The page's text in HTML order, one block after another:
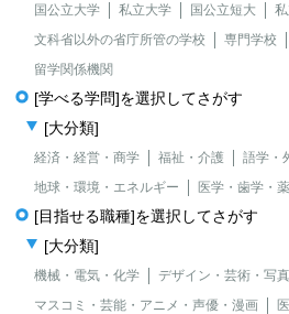
国公立大学 私立大学 国公立短大
文科省以外の省庁所管の学校
専門学校
留学関係機関
[学べる学問]を選択してさがす
[大分類]
経済・経営・商学 福祉・介護
語学・
地球・環境・エネルギー
医学・歯学・
[目指せる職種]を選択してさがす
[大分類]
機械・電気・化学
デザイン・芸術・写真
マスコミ・芸能・アニメ・声優・漫画